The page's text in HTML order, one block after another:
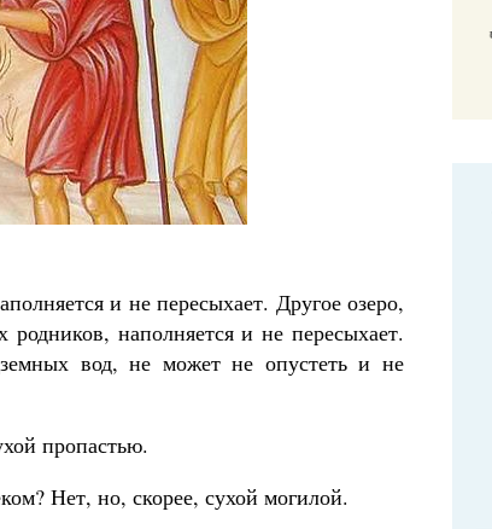
и не пересыхает. Другое озеро,
наполняется и не пересыхает.
вод, не может не опустеть и не
пропастью.
Нет, но, скорее, сухой могилой.